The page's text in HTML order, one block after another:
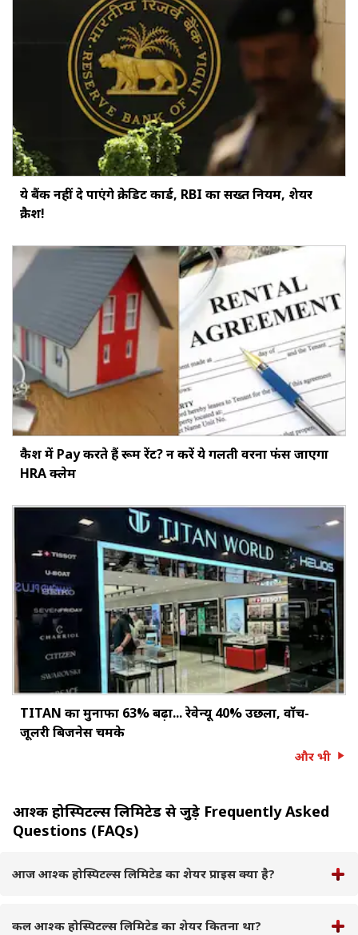
ये बैंक नहीं दे पाएंगे क्रेडिट कार्ड, RBI का सख्‍त नियम, शेयर
क्रैश!
कैश में Pay करते हैं रूम रेंट? न करें ये गलती वरना फंस जाएगा
HRA क्लेम
TITAN का मुनाफा 63% बढ़ा... रेवेन्यू 40% उछला, वॉच-
जूलरी बिजनेस चमके
और भी
आश्क होस्पिटल्स लिमिटेड से जुड़े Frequently Asked
Questions (FAQs)
आज आश्क होस्पिटल्स लिमिटेड का शेयर प्राइस क्या है?
कल आश्क होस्पिटल्स लिमिटेड का शेयर कितना था?